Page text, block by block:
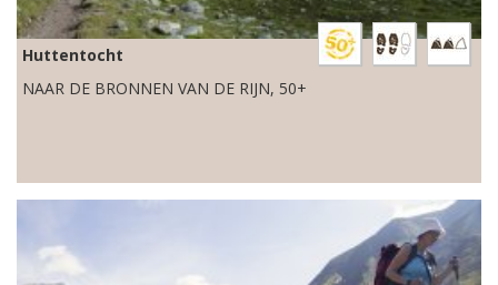
Huttentocht
NAAR DE BRONNEN VAN DE RIJN, 50+